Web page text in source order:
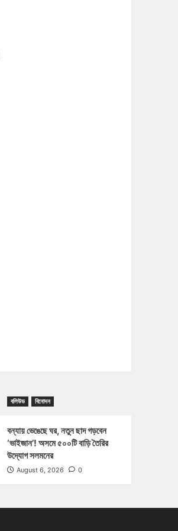
বলিউড বিনোদন
বন্যায় ভেঙেছে ঘর, নতুন ছাদ গড়বেন
‘ভাইজান’! অসমে ৫০০টি বাড়ি তৈরির
উদ্যোগ সলমনের
August 6, 2026 0